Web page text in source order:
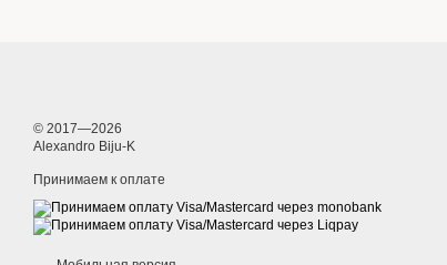
© 2017—2026
Alexandro Biju-K
Принимаем к оплате